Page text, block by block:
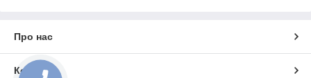
Про нас
Контакти